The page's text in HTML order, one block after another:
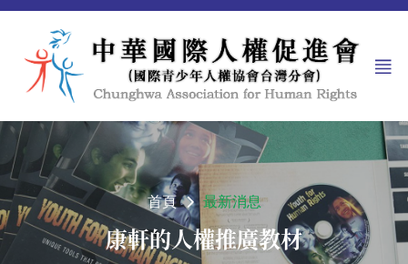
首頁 最新消息
康軒的人權推廣教材